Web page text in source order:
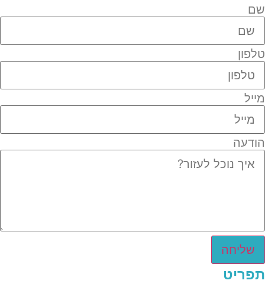
שם
טלפון
מייל
הודעה
שליחה
תפריט